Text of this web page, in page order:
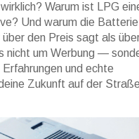
Warum ist LPG
Und warum die Batterie
den Preis sagt als
nicht um Werbung —
und echte
Zukunft auf der